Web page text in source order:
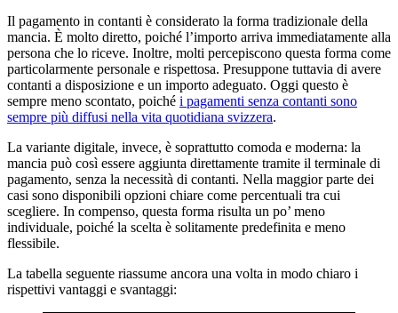
Il pagamento in contanti è considerato la forma tradizionale della
mancia. È molto diretto, poiché l’importo arriva immediatamente alla
persona che lo riceve. Inoltre, molti percepiscono questa forma come
particolarmente personale e rispettosa. Presuppone tuttavia di avere
contanti a disposizione e un importo adeguato. Oggi questo è
sempre meno scontato, poiché i pagamenti senza contanti sono
sempre più diffusi nella vita quotidiana svizzera.
La variante digitale, invece, è soprattutto comoda e moderna: la
mancia può così essere aggiunta direttamente tramite il terminale di
pagamento, senza la necessità di contanti. Nella maggior parte dei
casi sono disponibili opzioni chiare come percentuali tra cui
scegliere. In compenso, questa forma risulta un po’ meno
individuale, poiché la scelta è solitamente predefinita e meno
flessibile.
La tabella seguente riassume ancora una volta in modo chiaro i
rispettivi vantaggi e svantaggi: